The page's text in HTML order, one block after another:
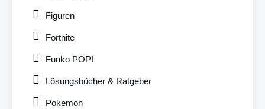
Figuren
Fortnite
Funko POP!
Lösungsbücher & Ratgeber
Pokemon